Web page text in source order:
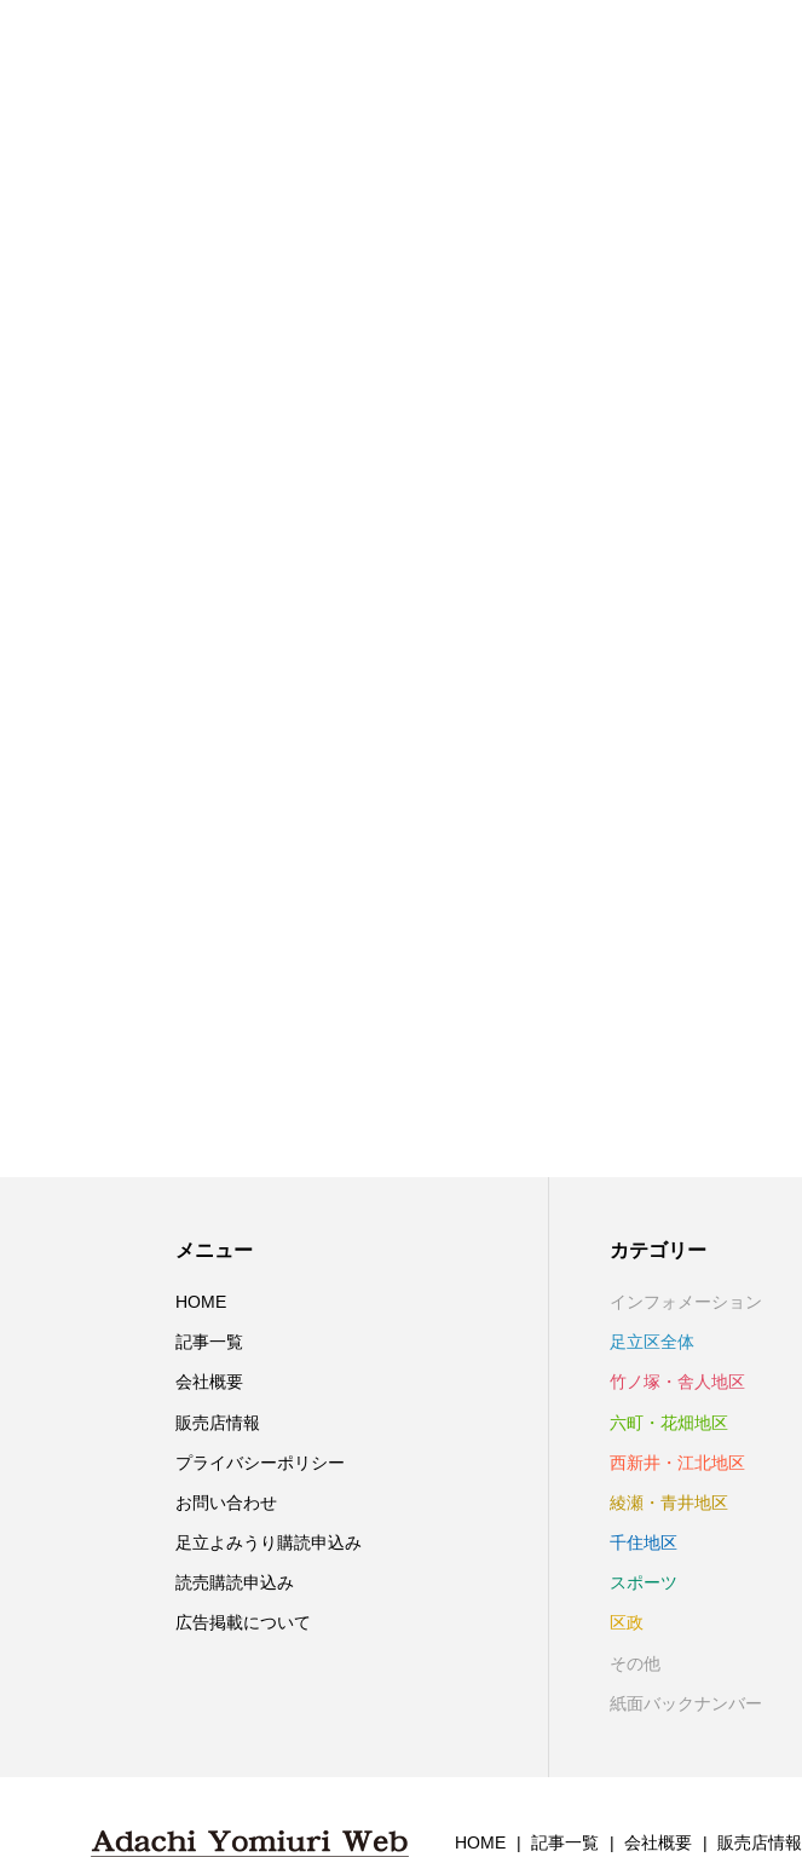
メニュー
HOME
記事一覧
会社概要
販売店情報
プライバシーポリシー
お問い合わせ
足立よみうり購読申込み
読売購読申込み
広告掲載について
カテゴリー
インフォメーション
足立区全体
竹ノ塚・舎人地区
六町・花畑地区
西新井・江北地区
綾瀬・青井地区
千住地区
スポーツ
区政
その他
紙面バックナンバー
HOME 記事一覧 会社概要 販売店情報